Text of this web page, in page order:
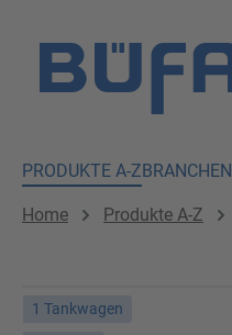
PRODUKTE A-ZBRANCHEN
Home Produkte A-Z
1 Tankwagen